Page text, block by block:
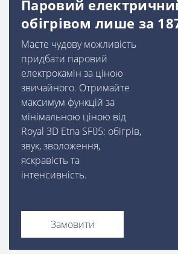
Паровий
обігрівом лише за
Маєте чудову можливість
придбати паровий
електрокамін за ціною
звичайного. Отримайте
максимум функцій за
мінімальною ціною від
Royal 3D Etna SF05: обігрів,
звук, зволоження,
яскравість та
інтенсивність.
Замовити